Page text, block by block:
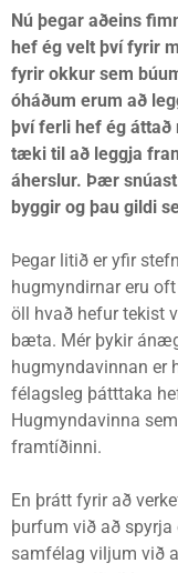
Nú þegar aðeins
hef ég velt því fyrir
fyrir okkur sem
óháðum erum að
því ferli hef ég áttað
tæki til að leggja
áherslur. Þær
byggir og þau gildi
Þegar litið er yfir
hugmyndirnar eru
öll hvað hefur tekist
bæta. Mér þykir
hugmyndavinnan er
félagsleg þátttaka
Hugmyndavinna
framtíðinni.
En þrátt fyrir að
þurfum við að
samfélag viljum við